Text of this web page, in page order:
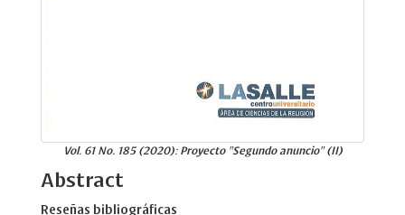
Vol. 61 No. 185 (2020): Proyecto "Segundo anuncio" (II)
Abstract
Reseñas bibliográficas